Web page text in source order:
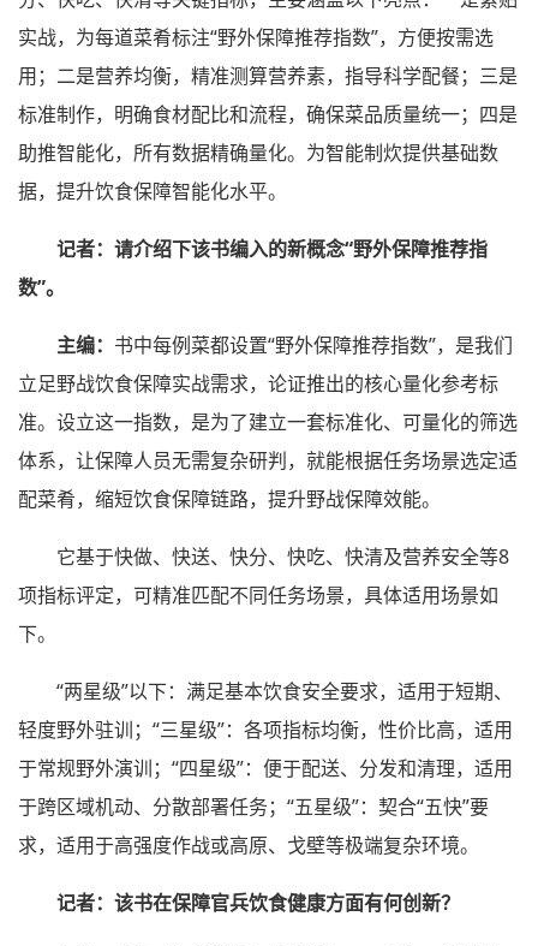
实战，为每道菜肴标注“野外保障推荐指数”，方便按需选
用；二是营养均衡，精准测算营养素，指导科学配餐；三是
标准制作，明确食材配比和流程，确保菜品质量统一；四是
助推智能化，所有数据精确量化。为智能制炊提供基础数
据，提升饮食保障智能化水平。
记者：请介绍下该书编入的新概念“野外保障推荐指
数”。
主编： 书中每例菜都设置“野外保障推荐指数”，是我们
立足野战饮食保障实战需求，论证推出的核心量化参考标
准。设立这一指数，是为了建立一套标准化、可量化的筛选
体系，让保障人员无需复杂研判，就能根据任务场景选定适
配菜肴，缩短饮食保障链路，提升野战保障效能。
它基于快做、快送、快分、快吃、快清及营养安全等8
项指标评定，可精准匹配不同任务场景，具体适用场景如
下。
“两星级”以下：满足基本饮食安全要求，适用于短期、
轻度野外驻训；“三星级”：各项指标均衡，性价比高，适用
于常规野外演训；“四星级”：便于配送、分发和清理，适用
于跨区域机动、分散部署任务；“五星级”：契合“五快”要
求，适用于高强度作战或高原、戈壁等极端复杂环境。
记者：该书在保障官兵饮食健康方面有何创新？